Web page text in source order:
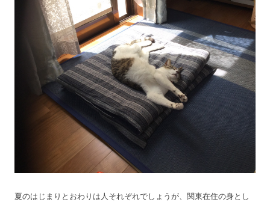
夏のはじまりとおわりは人それぞれでしょうが、関東在住の身とし